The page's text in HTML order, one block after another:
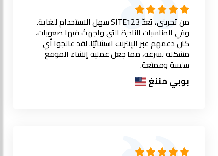
من تجربتي، يُعدّ SITE123 سهل الاستخدام للغاية.
وفي المناسبات النادرة التي واجهتُ فيها صعوبات،
كان دعمهم عبر الإنترنت استثنائيًا. لقد عالجوا أي
مشكلة بسرعة، مما جعل عملية إنشاء الموقع
سلسة وممتعة.
بوبي مننغ